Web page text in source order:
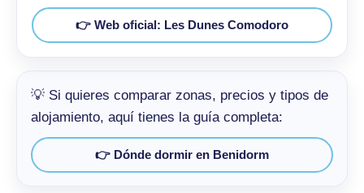
👉 Web oficial: Les Dunes Comodoro
💡 Si quieres comparar zonas, precios y tipos de
alojamiento, aquí tienes la guía completa:
👉 Dónde dormir en Benidorm